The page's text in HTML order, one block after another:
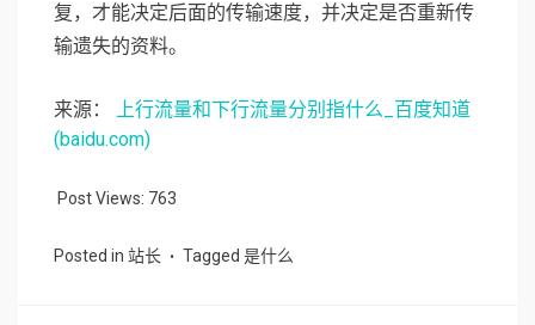
复，才能决定后面的传输速度，并决定是否重新传
输遗失的资料。
来源： 上行流量和下行流量分别指什么_百度知道
(baidu.com)
Post Views: 763
Posted in 站长 Tagged 是什么